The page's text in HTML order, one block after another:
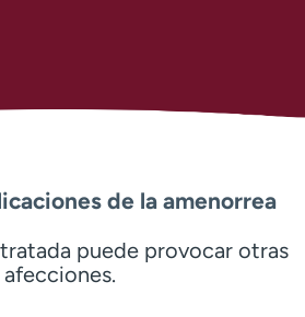
de la amenorrea
puede provocar otras
afecciones.